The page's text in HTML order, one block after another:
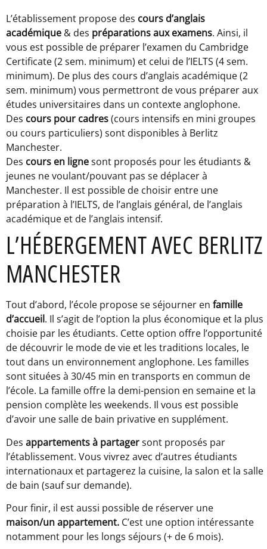
L’établissement propose des cours d’anglais
académique & des préparations aux examens. Ainsi, il
vous est possible de préparer l’examen du Cambridge
Certificate (2 sem. minimum) et celui de l’IELTS (4 sem.
minimum). De plus des cours d’anglais académique (2
sem. minimum) vous permettront de vous préparer aux
études universitaires dans un contexte anglophone.
Des cours pour cadres(cours intensifs en mini groupes
ou cours particuliers) sont disponibles à Berlitz
Manchester.
Des cours en lignesont proposés pour les étudiants &
jeunes ne voulant/pouvant pas se déplacer à
Manchester. Il est possible de choisir entre une
préparation à l’IELTS, de l’anglais général, de l’anglais
académique et de l’anglais intensif.
L’HÉBERGEMENT AVEC BERLITZ
MANCHESTER
Tout d’abord, l’école propose se séjourner en famille
d’accueil. Il s’agit de l’option la plus économique et la plus
choisie par les étudiants. Cette option offre l’opportunité
de découvrir le mode de vie et les traditions locales, le
tout dans un environnement anglophone. Les familles
sont situées à 30/45 min en transports en commun de
l’école. La famille offre la demi-pension en semaine et la
pension complète les weekends. Il vous est possible
d’avoir une salle de bain privative en supplément.
Des appartements à partagersont proposés par
l’établissement. Vous vivrez avec d’autres étudiants
internationaux et partagerez la cuisine, la salon et la salle
de bain (sauf sur demande).
Pour finir, il est aussi possible de réserver une
maison/un appartement. C’est une option intéressante
notamment pour les longs séjours (+ de 6 mois).